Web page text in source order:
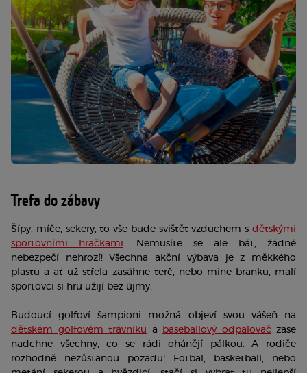
Trefa do zábavy
Šípy, míče, sekery, to vše bude svištět vzduchem s dětskými
sportovními hračkami. Nemusíte se ale bát, žádné
nebezpečí nehrozí! Všechna akční výbava je z měkkého
plastu a ať už střela zasáhne terč, nebo mine branku, malí
sportovci si hru užijí bez újmy.
dětském golfovém trávníku a baseballový odpalovač zase
nadchne všechny, co se rádi ohánějí pálkou. A rodiče
rozhodně nezůstanou pozadu! Fotbal, basketball, nebo